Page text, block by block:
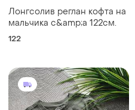
Лонгсолив реглан кофта на
мальчика c&amp;a 122см.
122